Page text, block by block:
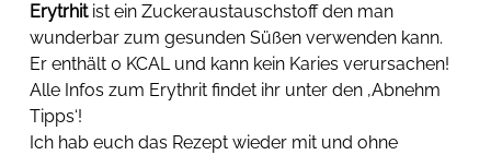
Erytrhit ist ein Zuckeraustauschstoff den man
wunderbar zum gesunden Süßen verwenden kann.
Er enthält 0 KCAL und kann kein Karies verursachen!
Alle Infos zum Erythrit findet ihr unter den ‚Abnehm
Tipps‘!
Ich hab euch das Rezept wieder mit und ohne